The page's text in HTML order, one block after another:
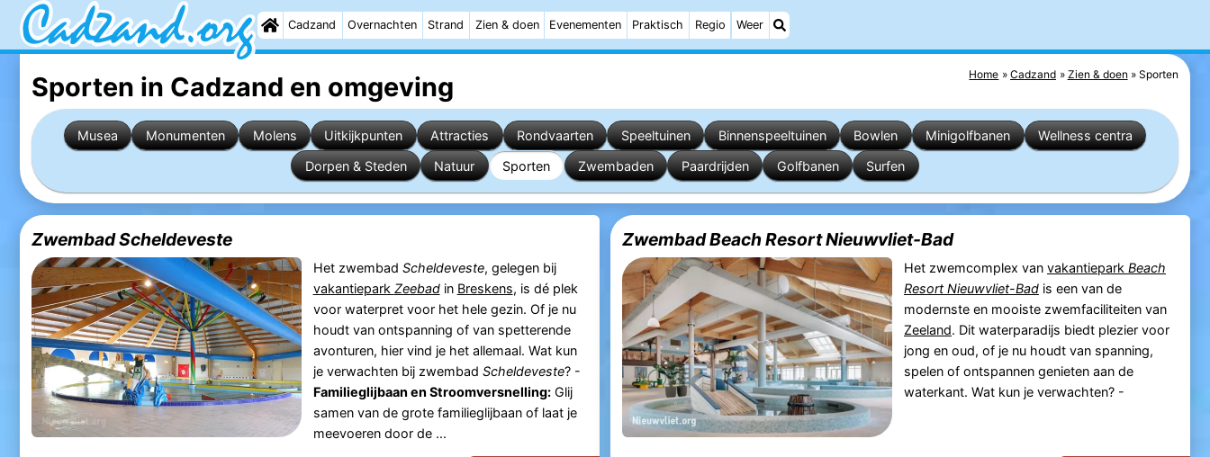
Cadzand Overnachten Strand Zien & doen Evenementen Praktisch Regio Weer
Home Cadzand Zien & doen Sporten
Sporten in Cadzand en omgeving
Musea Monumenten Molens Uitkijkpunten Attracties Rondvaarten Speeltuinen Binnenspeeltuinen Bowlen Minigolfbanen
Wellness centra
Dorpen & Steden
Natuur Sporten Zwembaden Paardrijden Golfbanen Surfen
Zwembad Scheldeveste
Het zwembad Scheldeveste, gelegen bij
vakantiepark Zeebadin Breskens, is dé plek
voor waterpret voor het hele gezin. Of je nu
houdt van ontspanning of van spetterende
avonturen, hier vind je het allemaal. Wat kun
je verwachten bij zwembad Scheldeveste? -
Familieglijbaan en Stroomversnelling:Glij
samen van de grote familieglijbaan of laat je
meevoeren door de ...
Zwembad Beach Resort Nieuwvliet-Bad
Het zwemcomplex van vakantiepark Beach
Resort Nieuwvliet-Badis een van de
modernste en mooiste zwemfaciliteiten van
Zeeland. Dit waterparadijs biedt plezier voor
jong en oud, of je nu houdt van spanning,
spelen of ontspannen genieten aan de
waterkant. Wat kun je verwachten? -